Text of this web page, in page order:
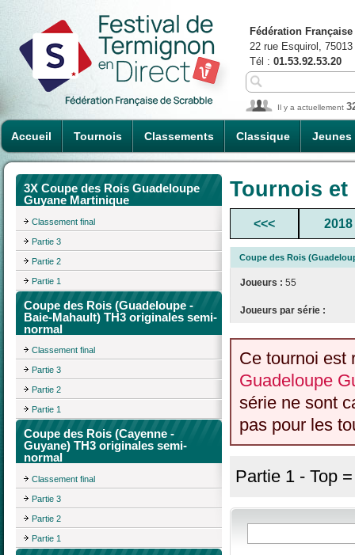
Accueil Tournois Classements Classique Jeunes
Fédération
22 rue Esquirol,
Tél : 01.53.92.53.20
Il y a actuellement
3X Coupe des Rois Guadeloupe
Guyane Martinique
Classement final
Partie 3
Partie 2
Partie 1
Coupe des Rois (Guadeloupe -
Baie-Mahault) TH3 originales semi-
normal
Classement final
Partie 3
Partie 2
Partie 1
Coupe des Rois (Cayenne -
Guyane) TH3 originales semi-
normal
Classement final
Partie 3
Partie 2
Partie 1
Tournois
<<< 2018
Coupe des Rois
Joueurs : 55
Joueurs par série :
Ce tournoi est
Guadeloupe
série ne sont
pas pour les
Partie 1 - Top